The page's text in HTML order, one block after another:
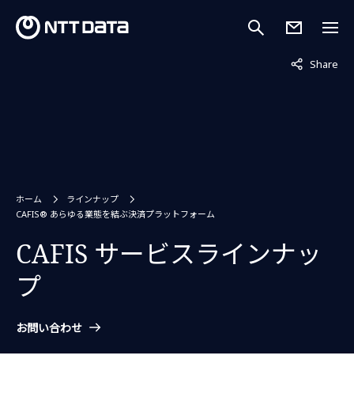
Share
非表示中
ホーム
ラインナップ
CAFIS® あらゆる業態を結ぶ決済プラットフォーム
CAFIS サービスラインナッ
プ
お問い合わせ